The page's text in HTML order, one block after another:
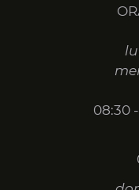
08:30 -